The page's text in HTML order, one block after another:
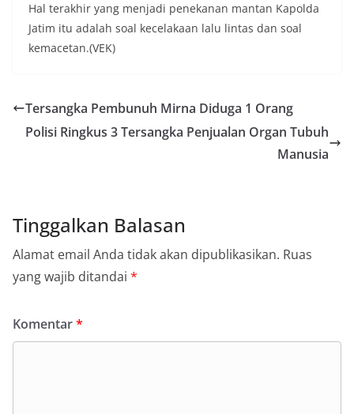
Hal terakhir yang menjadi penekanan mantan Kapolda
Jatim itu adalah soal kecelakaan lalu lintas dan soal
kemacetan.(VEK)
Tersangka Pembunuh Mirna Diduga 1 Orang
Polisi Ringkus 3 Tersangka Penjualan Organ Tubuh
Manusia
Tinggalkan Balasan
Alamat email Anda tidak akan dipublikasikan. Ruas
yang wajib ditandai *
Komentar*